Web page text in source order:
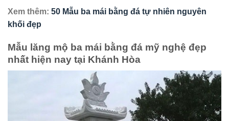
Xem thêm: 50 Mẫu ba mái bằng đá tự nhiên nguyên
khối đẹp
Mẫu lăng mộ ba mái bằng đá mỹ nghệ đẹp
nhất hiện nay tại Khánh Hòa